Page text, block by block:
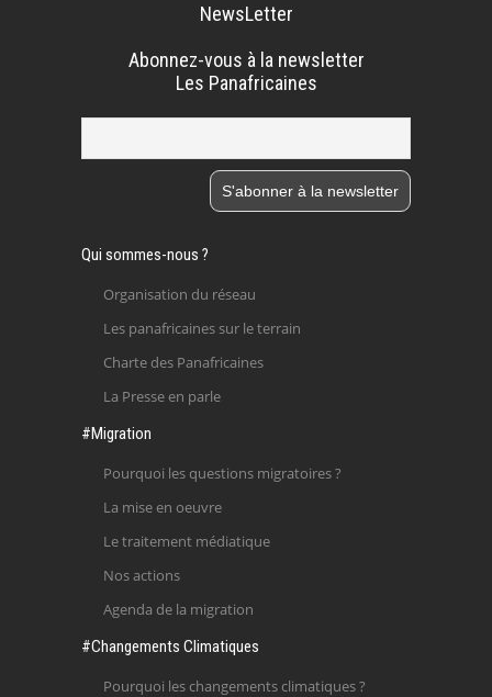
NewsLetter
Abonnez-vous à la newsletter
Les Panafricaines
Qui sommes-nous ?
Organisation du réseau
Les panafricaines sur le terrain
Charte des Panafricaines
La Presse en parle
#Migration
Pourquoi les questions migratoires ?
La mise en oeuvre
Le traitement médiatique
Nos actions
Agenda de la migration
#Changements Climatiques
Pourquoi les changements climatiques ?